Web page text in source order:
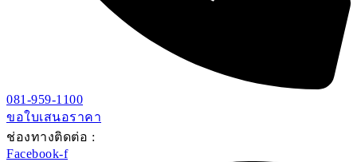
081-959-1100
ขอใบเสนอราคา
ช่องทางติดต่อ :
Facebook-f